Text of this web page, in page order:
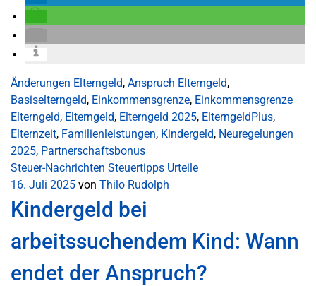
Änderungen Elterngeld, Anspruch Elterngeld,
Basiselterngeld, Einkommensgrenze, Einkommensgrenze
Elterngeld, Elterngeld, Elterngeld 2025, ElterngeldPlus,
Elternzeit, Familienleistungen, Kindergeld, Neuregelungen
2025, Partnerschaftsbonus
Steuer-Nachrichten Steuertipps Urteile
16. Juli 2025 von Thilo Rudolph
Kindergeld bei
arbeitssuchendem Kind: Wann
endet der Anspruch?